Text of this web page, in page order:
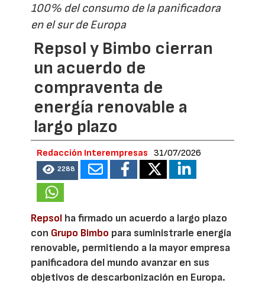
100% del consumo de la panificadora
en el sur de Europa
Repsol y Bimbo cierran
un acuerdo de
compraventa de
energía renovable a
largo plazo
Redacción Interempresas 31/07/2026
2288
Repsol ha firmado un acuerdo a largo plazo
con Grupo Bimbo para suministrarle energía
renovable, permitiendo a la mayor empresa
panificadora del mundo avanzar en sus
objetivos de descarbonización en Europa.